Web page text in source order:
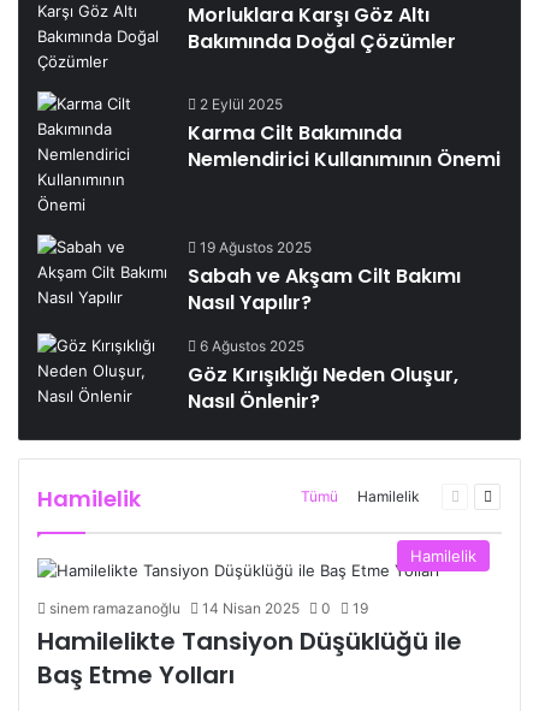
Morluklara Karşı Göz Altı
Bakımında Doğal Çözümler
2 Eylül 2025
Karma Cilt Bakımında
Nemlendirici Kullanımının Önemi
19 Ağustos 2025
Sabah ve Akşam Cilt Bakımı
Nasıl Yapılır?
6 Ağustos 2025
Göz Kırışıklığı Neden Oluşur,
Nasıl Önlenir?
Hamilelik Tümü Hamilelik
Önceki
Hamilelik
sinem ramazanoğlu 14 Nisan 2025 0 19
Hamilelikte Tansiyon Düşüklüğü ile
Baş Etme Yolları